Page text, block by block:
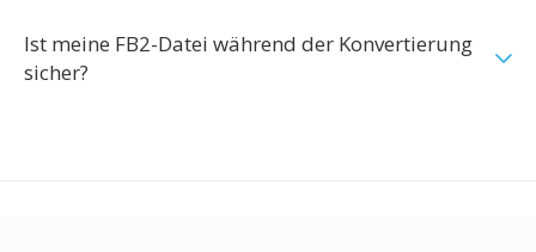
Ist meine FB2-Datei während der Konvertierung
sicher?